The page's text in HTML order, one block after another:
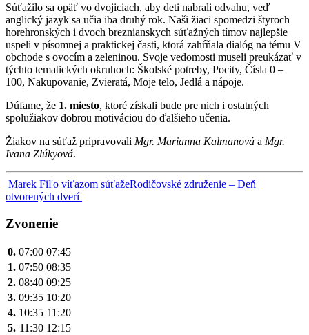
Súťažilo sa opäť vo dvojiciach, aby deti nabrali odvahu, veď
anglický jazyk sa učia iba druhý rok. Naši žiaci spomedzi štyroch
horehronských i dvoch breznianskych súťažných tímov najlepšie
uspeli v písomnej a praktickej časti, ktorá zahŕňala dialóg na tému V
obchode s ovocím a zeleninou. Svoje vedomosti museli preukázať v
týchto tematických okruhoch: Školské potreby, Pocity, Čísla 0 –
100, Nakupovanie, Zvieratá, Moje telo, Jedlá a nápoje.
Dúfame, že 1. miesto, ktoré získali bude pre nich i ostatných
spolužiakov dobrou motiváciou do ďalšieho učenia.
Žiakov na súťaž pripravovali Mgr. Marianna Kalmanová a Mgr.
Ivana Zlúkyová.
Navigácia
v
článku
Marek Fiľo víťazom súťažeRodičovské združenie – Deň
otvorených dverí
Zvonenie
0. 07:00 07:45
1. 07:50 08:35
2. 08:40 09:25
3. 09:35 10:20
4. 10:35 11:20
5. 11:30 12:15